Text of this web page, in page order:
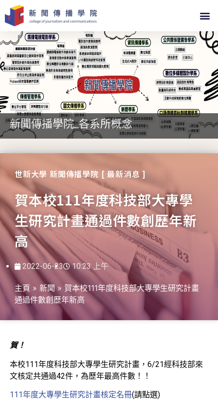
新聞傳播學院_各系所概念
世新大學 新聞傳播學院 [ 最新消息 ]
賀本校111年度科技部大專學
生研究計畫通過件數創歷年新
高
2022-06-23 10:23 上午
主頁 » 新聞 » 賀本校111年度科技部大專學生研究計畫
通過件數創歷年新高
賀！
本校111年度科技部大專學生研究計畫，6/21經科技部來
文核定共通過42件，為歷年最高件數！！
111年度大專學生研究計畫核定名冊(請點選)